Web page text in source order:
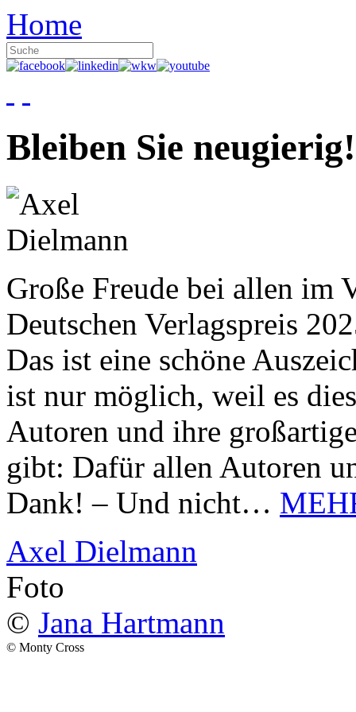
Home
Bleiben Sie neugierig!
Große Freude bei allen im
Deutschen Verlagspreis
Das ist eine schöne
ist nur möglich, weil es
Autoren und ihre
gibt: Dafür allen Autoren
Dank! – Und nicht…
Axel Dielmann
Foto
© Jana Hartmann
© Monty Cross